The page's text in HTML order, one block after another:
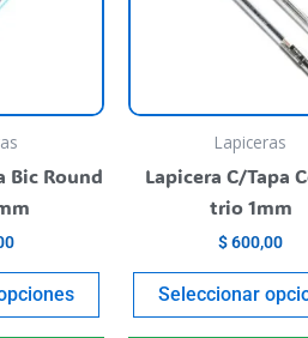
Bic Round
may
chosen
Lapiceras
Lapicera C/Tapa
trio 1mm
$600,00
Seleccionar